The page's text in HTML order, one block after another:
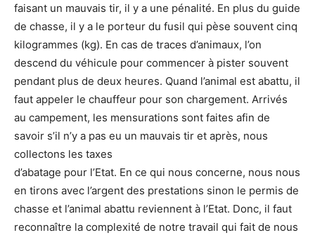
faisant un mauvais tir, il y a une pénalité. En plus du guide
de chasse, il y a le porteur du fusil qui pèse souvent cinq
kilogrammes (kg). En cas de traces d’animaux, l’on
descend du véhicule pour commencer à pister souvent
pendant plus de deux heures. Quand l’animal est abattu, il
faut appeler le chauffeur pour son chargement. Arrivés
au campement, les mensurations sont faites afin de
savoir s’il n’y a pas eu un mauvais tir et après, nous
collectons les taxes
d’abatage pour l’Etat. En ce qui nous concerne, nous nous
en tirons avec l’argent des prestations sinon le permis de
chasse et l’animal abattu reviennent à l’Etat. Donc, il faut
reconnaître la complexité de notre travail qui fait de nous